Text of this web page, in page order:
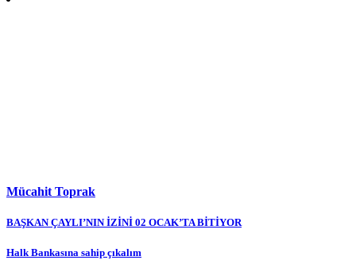
Mücahit Toprak
Yazı
gezinmesi
BAŞKAN ÇAYLI’NIN İZİNİ 02 OCAK’TA BİTİYOR
Halk Bankasına sahip çıkalım